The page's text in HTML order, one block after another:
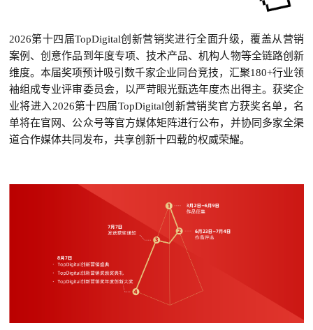
2026第十四届TopDigital创新营销奖进行全面升级，覆盖从营销
案例、创意作品到年度专项、技术产品、机构人物等全链路创新
维度。本届奖项预计吸引数千家企业同台竞技，汇聚180+行业领
袖组成专业评审委员会，以严苛眼光甄选年度杰出得主。获奖企
业将进入2026第十四届TopDigital创新营销奖官方获奖名单，名
单将在官网、公众号等官方媒体矩阵进行公布，并协同 多家全渠
道合作媒体共同发布，共享创新十四载的权威荣耀。